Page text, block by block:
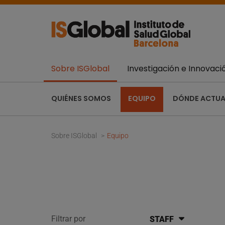
Sobre ISGlobal
QUIÉNES SOMOS EQUIPO DÓNDE
Investigación e
Sobre ISGlobal Equipo
Filtrar por STAFF